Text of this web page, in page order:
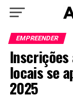
HOME
EDUCAÇÃO
EMPREENDER
locais se
2025